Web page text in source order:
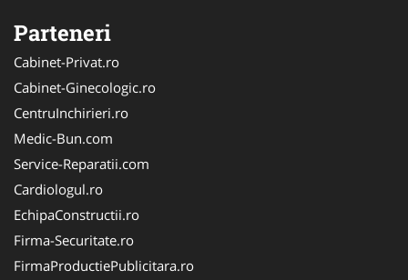
Parteneri
Cabinet-Privat.ro
Cabinet-Ginecologic.ro
CentruInchirieri.ro
Medic-Bun.com
Service-Reparatii.com
Cardiologul.ro
EchipaConstructii.ro
Firma-Securitate.ro
FirmaProductiePublicitara.ro